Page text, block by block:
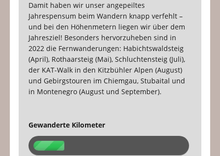
Damit haben wir unser angepeiltes
Jahrespensum beim Wandern knapp verfehlt –
und bei den Höhenmetern liegen wir über dem
Jahresziel! Besonders hervorzuheben sind in
2022 die Fernwanderungen: Habichtswaldsteig
(April), Rothaarsteig (Mai), Schluchtensteig (Juli),
der KAT-Walk in den Kitzbühler Alpen (August)
und Gebirgstouren im Chiemgau, Stubaital und
in Montenegro (August und September).
Gewanderte Kilometer